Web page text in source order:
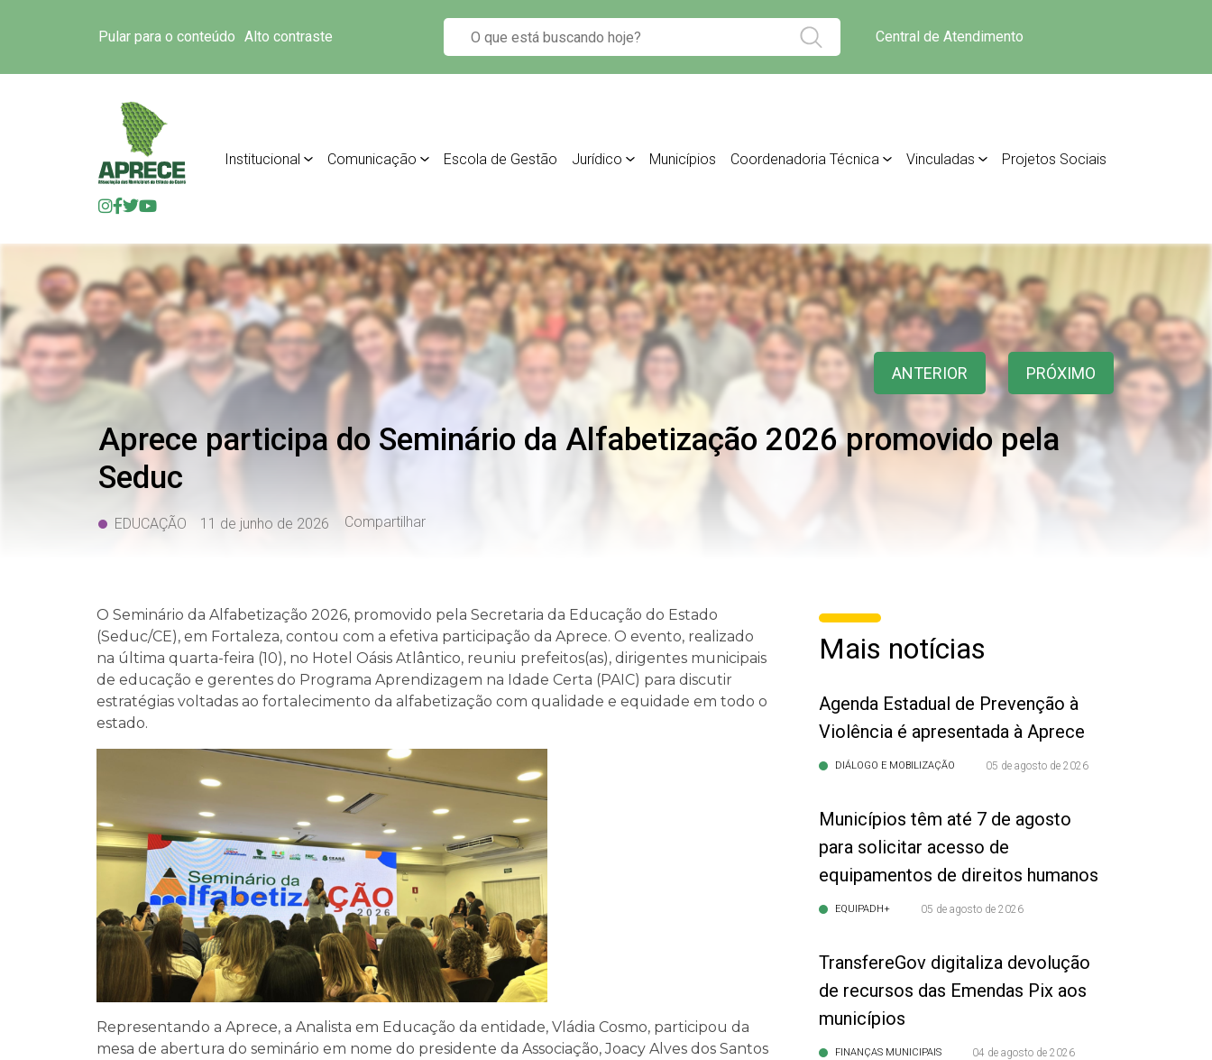
Pular para o conteúdo Alto contraste Central de Atendimento
Institucional Comunicação Escola de Gestão Jurídico Municípios Coordenadoria Técnica Vinculadas Projetos Sociais
ANTERIOR PRÓXIMO
Aprece participa do Seminário da Alfabetização 2026 promovido pela
Seduc
EDUCAÇÃO 11 de junho de 2026 Compartilhar
O Seminário da Alfabetização 2026, promovido pela Secretaria da Educação do Estado
(Seduc/CE), em Fortaleza, contou com a efetiva participação da Aprece. O evento, realizado
na última quarta-feira (10), no Hotel Oásis Atlântico, reuniu prefeitos(as), dirigentes municipais
de educação e gerentes do Programa Aprendizagem na Idade Certa (PAIC) para discutir
estratégias voltadas ao fortalecimento da alfabetização com qualidade e equidade em todo o
estado.
Representando a Aprece, a Analista em Educação da entidade, Vládia Cosmo, participou da
mesa de abertura do seminário em nome do presidente da Associação, Joacy Alves dos Santos
Mais notícias
Agenda Estadual de Prevenção à
Violência é apresentada à Aprece
DIÁLOGO E MOBILIZAÇÃO 05 de agosto de 2026
Municípios têm até 7 de agosto
para solicitar acesso de
equipamentos de direitos humanos
EQUIPADH+ 05 de agosto de 2026
TransfereGov digitaliza devolução
de recursos das Emendas Pix aos
municípios
FINANÇAS MUNICIPAIS 04 de agosto de 2026